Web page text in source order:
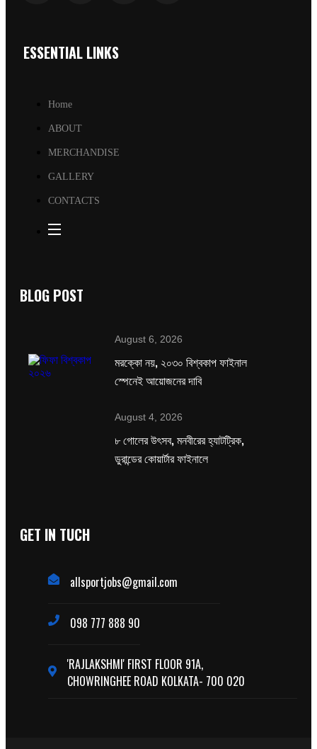
ESSENTIAL LINKS
Home
ABOUT
MERCHANDISE
GALLERY
CONTACTS
BLOG POST
August 6, 2026
মরক্কো নয়, ২০৩০ বিশ্বকাপ ফাইনাল
স্পেনেই আয়োজনের দাবি
August 4, 2026
৮ গোলের উৎসব, মনবীরের হ্যাটট্রিক,
ডুরান্ডের কোয়ার্টার ফাইনালে
GET IN TUCH
allsportjobs@gmail.com
098 777 888 90
'RAJLAKSHMI' FIRST FLOOR 91A,
CHOWRINGHEE ROAD KOLKATA- 700 020